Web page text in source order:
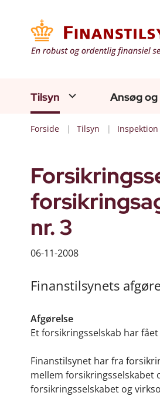
Tilsyn Ansøg
Forside Tilsyn
nr. 3
06-11-2008
Finanstilsynets
Afgørelse
Et forsikringsselskab har
Finanstilsynet har fra
mellem forsikringsselskabet
forsikringsselskabet og